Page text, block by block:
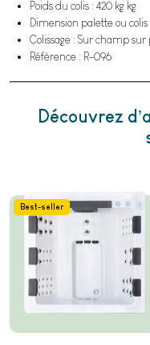
Poids du colis : 420 kg kg
Dimension palette ou
Colissage : Sur champ
Référence : R-096
Découvrez
Best-seller